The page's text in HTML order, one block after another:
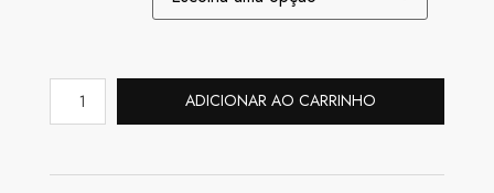
ADICIONAR AO CARRINHO